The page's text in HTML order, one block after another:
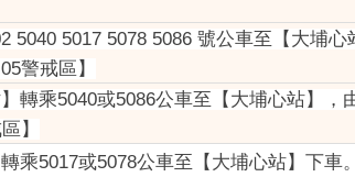
5040 5017 5078 5086 號公車至【大埔
警戒區】
】轉乘5040或5086公車至【大埔心站】
】
轉乘5017或5078公車至【大埔心站】下